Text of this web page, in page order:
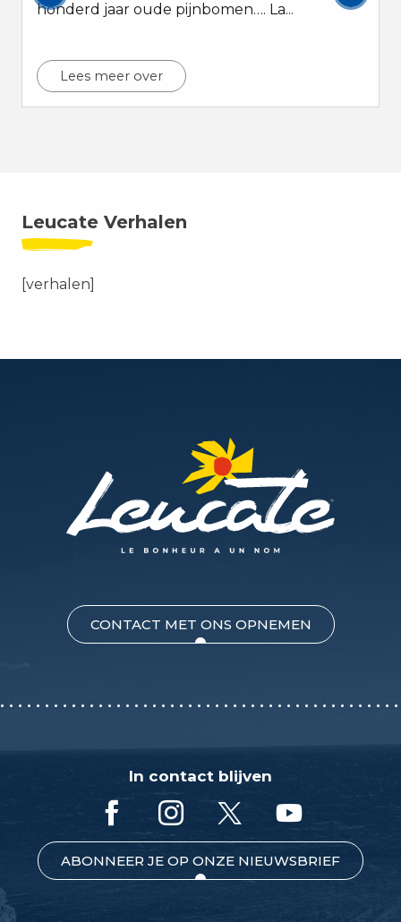
honderd jaar oude pijnbomen…. La...
Lees meer over
Leucate Verhalen
[verhalen]
CONTACT MET ONS OPNEMEN
In contact blijven
ABONNEER JE OP ONZE NIEUWSBRIEF